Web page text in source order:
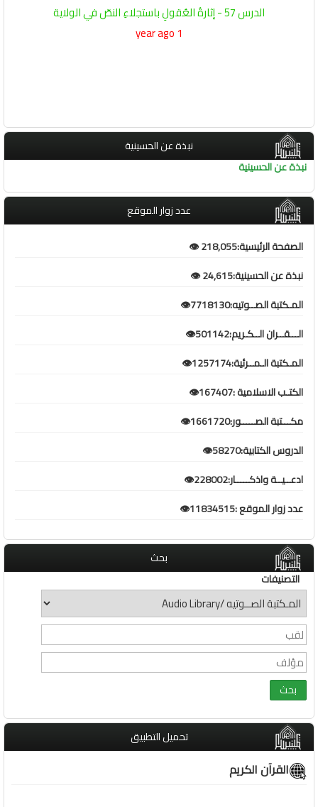
الدرس 57 - إثارةُ العُقولِ باستجلاءِ النصّ في الولاية
1 year ago
نبذة عن الحسينية
نبذة عن الحسينية
عدد زوار الموقع
الصفحة الرئيسية:218,055 👁️
نبذة عن الحسينية:24,615 👁️
المـكتبة الصــوتيه:7718130👁️
الـــقــران الــكـريم:501142👁️
المـكتبة الـمــرئية:1257174👁️
الكتـب الاسلامية :167407👁️
مكـــتبة الصـــــور:1661720👁️
الدروس الكتابية:58270👁️
ادعــيــة واذكـــــار:228002👁️
عدد زوار الموقع :11834515👁️
بحث
التصنيفات
تحميل التطبيق
القرآن الكريم